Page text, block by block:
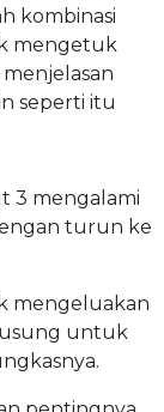
kombinasi
mengetuk
seperti itu
3 mengalami
turun ke
mengeluakan
untuk